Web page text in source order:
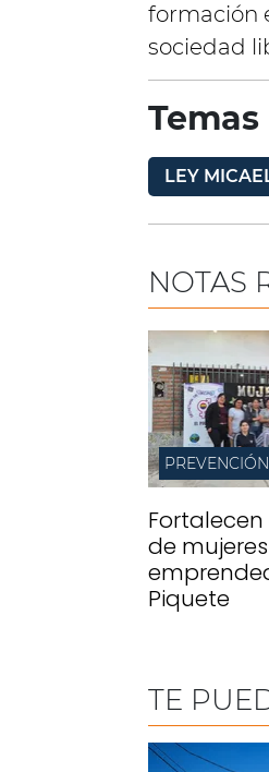
formación
sociedad
Temas
LEY
NOTAS
de mujeres
Piquete
TE